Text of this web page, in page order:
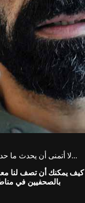
لا أتمنى أن يحدث ما حدث لي مع أي إنسان يعيش على وجه الأرض...
كيف يمكنك أن تصف لنا
بالصحفيين في